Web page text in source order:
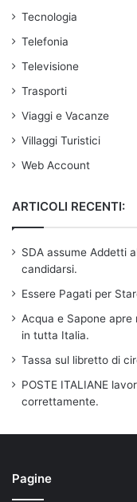
Tecnologia
Telefonia
Televisione
Trasporti
Viaggi e Vacanze
Villaggi Turistici
Web Account
ARTICOLI RECENTI:
SDA assume Addetti
candidarsi.
Essere Pagati per
Acqua e Sapone
in tutta Italia.
Tassa sul libretto di
POSTE ITALIANE
correttamente.
Pagine